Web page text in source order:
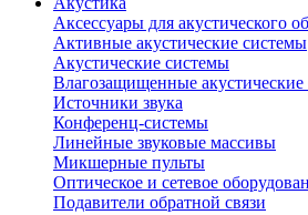
Аксессуары для акустического
Активные акустические системы
Акустические системы
Влагозащищенные
Источники звука
Конференц-системы
Линейные звуковые массивы
Микшерные пульты
Оптическое и сетевое
Подавители обратной связи